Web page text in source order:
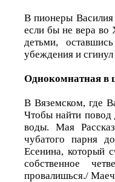
В пионеры Василия
если бы не вера во
детьми,
убеждения и
Однокомнатная в
В Вяземском, где
Чтобы найти повод
воды. Мая
чубатого парня
Есенина, который
собственное
провалишься./